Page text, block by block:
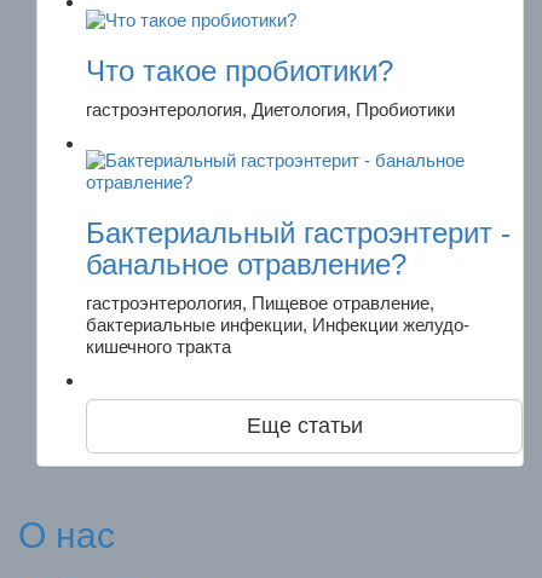
Что такое пробиотики?
гастроэнтерология, Диетология, Пробиотики
Бактериальный гастроэнтерит -
банальное отравление?
гастроэнтерология, Пищевое отравление,
бактериальные инфекции, Инфекции желудо-
кишечного тракта
Еще статьи
О нас